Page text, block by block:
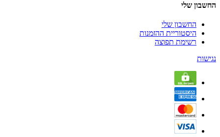
החשבון שלי
החשבון שלי
היסטוריית ההזמנות
רשימת תפוצה
נגישות